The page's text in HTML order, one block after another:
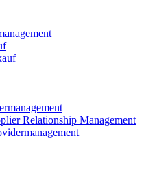
Relationship Management